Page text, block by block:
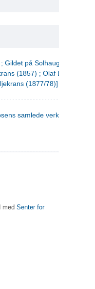
på Solhaug (1883) ;
(1857) ; Olaf Liljekrans
(1877/78)]
samlede verker. 3
med Senter for